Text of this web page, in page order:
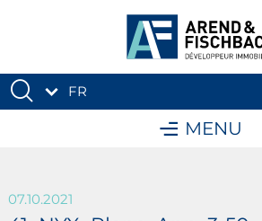
FR
MENU
07.10.2021